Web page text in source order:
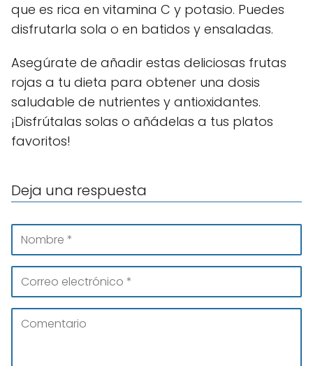
que es rica en vitamina C y potasio. Puedes
disfrutarla sola o en batidos y ensaladas.
Asegúrate de añadir estas deliciosas frutas
rojas a tu dieta para obtener una dosis
saludable de nutrientes y antioxidantes.
¡Disfrútalas solas o añádelas a tus platos
favoritos!
Deja una respuesta